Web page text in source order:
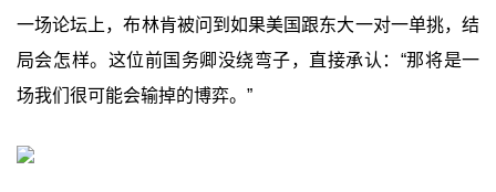
一场论坛上，布林肯被问到如果美国跟东大一对一单挑，结
局会怎样。这位前国务卿没绕弯子，直接承认：‍“那将是一
场我们很可能会输掉的博弈。”‍